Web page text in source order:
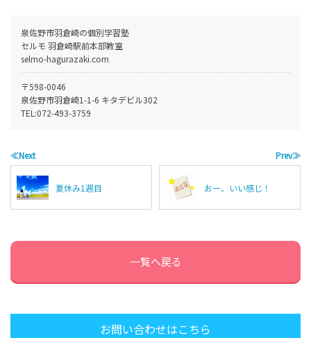
泉佐野市羽倉崎の個別学習塾
セルモ 羽倉崎駅前本部教室
selmo-hagurazaki.com
〒598-0046
泉佐野市羽倉崎1-1-6 キタデビル302
TEL:072-493-3759
≪Next
夏休み1週目
Prev≫
おー、いい感じ！
一覧へ戻る
お問い合わせはこちら